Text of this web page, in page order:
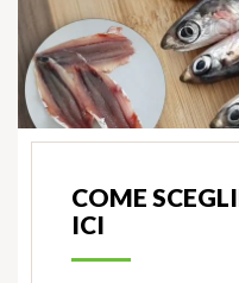
COME
ICI